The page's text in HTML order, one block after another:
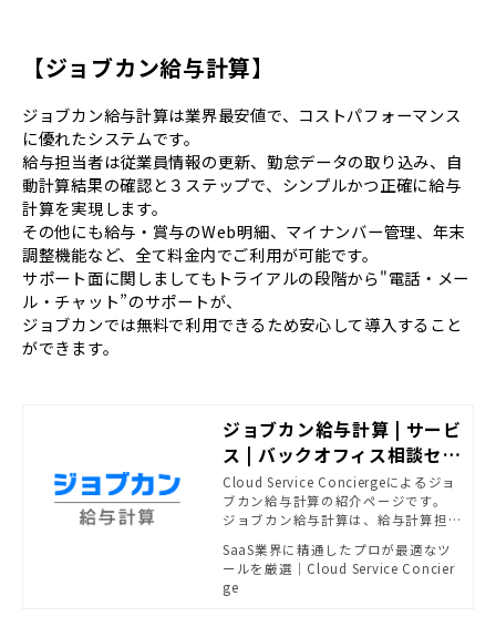
【ジョブカン給与計算】
ジョブカン給与計算は業界最安値で、コストパフォーマンス
に優れたシステムです。
給与担当者は従業員情報の更新、勤怠データの取り込み、自
動計算結果の確認と３ステップで、シンプルかつ正確に給与
計算を実現します。
その他にも給与・賞与のWeb明細、マイナンバー管理、年末
調整機能など、全て料金内でご利用が可能です。
サポート面に関しましてもトライアルの段階から"電話・メー
ル・チャット”のサポートが、
ジョブカンでは無料で利用できるため安心して導入すること
ができます。
ジョブカン給与計算 | サービ
ス | バックオフィス相談セン
ター - SB C&Sがおすすめす
る法務・経理ソリューショ
ン | powered by Cloud Se
rvice Concierge
Cloud Service Conciergeによるジョ
ブカン給与計算の紹介ページです。
ジョブカン給与計算は、給与計算担
能を持ったクラウド給与計算システ
ムです。
SaaS業界に精通したプロが最適なツ
ールを厳選｜Cloud Service Concier
ge